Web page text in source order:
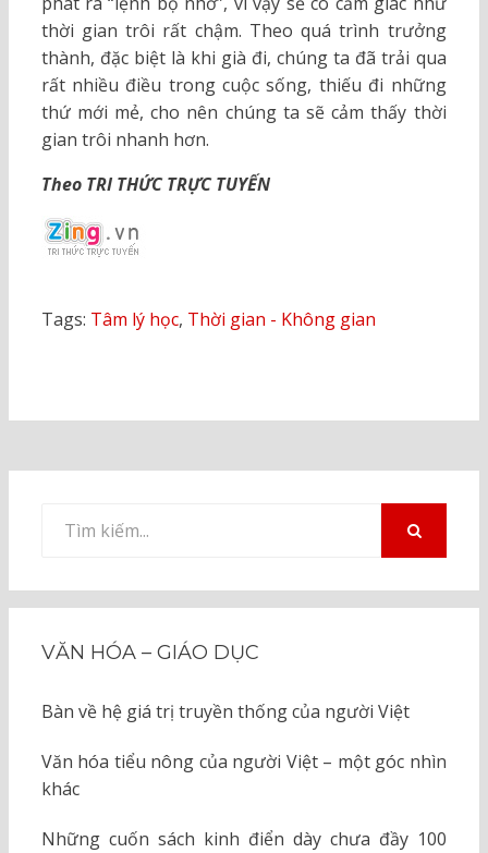
thời gian trôi rất chậm. Theo quá trình trưởng
thành, đặc biệt là khi già đi, chúng ta đã trải qua
rất nhiều điều trong cuộc sống, thiếu đi những
thứ mới mẻ, cho nên chúng ta sẽ cảm thấy thời
gian trôi nhanh hơn.
Theo TRI THỨC TRỰC TUYẾN
Tags: Tâm lý học, Thời gian - Không gian
kiếm
VĂN HÓA – GIÁO DỤC
Bàn về hệ giá trị truyền thống của người Việt
Văn hóa tiểu nông của người Việt – một góc nhìn
khác
Những cuốn sách kinh điển dày chưa đầy 100